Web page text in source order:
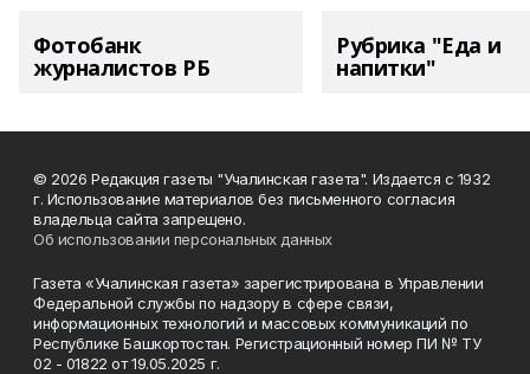
Фотобанк
журналистов РБ
Рубрика "Еда и
напитки"
© 2026 Редакция газеты "Учалинская газета". Издается с 1932
г. Использование материалов без письменного согласия
владельца сайта запрещено.
Об использовании персональных данных
Газета «Учалинская газета» зарегистрирована в Управлении
Федеральной службы по надзору в сфере связи,
информационных технологий и массовых коммуникаций по
Республике Башкортостан. Регистрационный номер ПИ № ТУ
02 - 01822 от 19.05.2025 г.